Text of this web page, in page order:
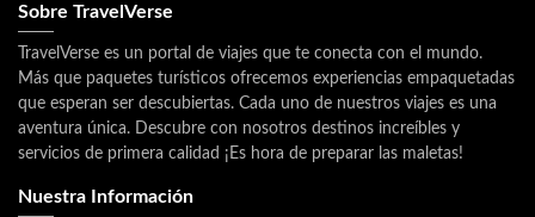
Sobre TravelVerse
TravelVerse es un portal de viajes que te conecta con el mundo.
Más que paquetes turísticos ofrecemos experiencias empaquetadas
que esperan ser descubiertas. Cada uno de nuestros viajes es una
aventura única. Descubre con nosotros destinos increíbles y
servicios de primera calidad ¡Es hora de preparar las maletas!
Nuestra Información